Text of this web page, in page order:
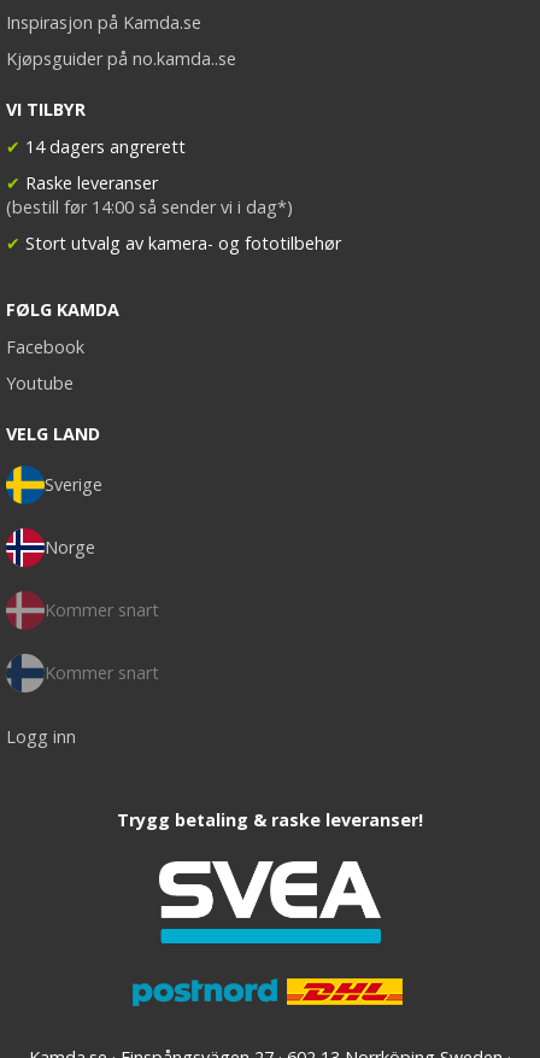
Inspirasjon på Kamda.se
Kjøpsguider på no.kamda..se
VI TILBYR
✔ 14 dagers angrerett
✔ Raske leveranser
(bestill før 14:00 så sender vi i dag*)
✔ Stort utvalg av kamera- og fototilbehør
FØLG KAMDA
Facebook
Youtube
VELG LAND
Sverige
Norge
Kommer snart
Kommer snart
Logg inn
Trygg betaling & raske leveranser!